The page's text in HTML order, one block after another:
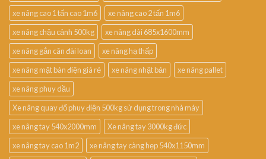
xe nâng cao 1 tấn cao 1m6
xe nâng cao 2 tấn 1m6
xe nâng chậu cảnh 500kg
xe nâng dài 685x1600mm
xe nâng gắn cân đài loan
xe nâng hạ thấp
xe nâng mặt bàn điện giá rẻ
xe nâng nhật bản
xe nâng pallet
xe nâng phuy dầu
Xe nâng quay đổ phuy điện 500kg sử dụng trong nhà máy
xe nâng tay 540x2000mm
Xe nâng tay 3000kg đức
xe nâng tay cao 1m2
xe nâng tay càng hẹp 540x1150mm